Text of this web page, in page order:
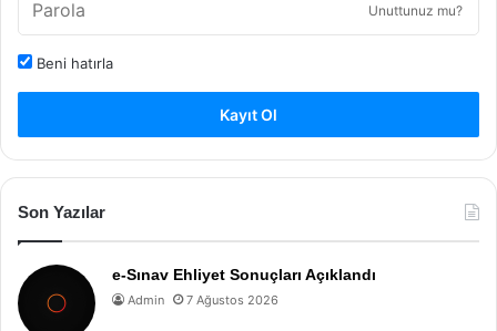
Unuttunuz mu?
Beni hatırla
Kayıt Ol
Son Yazılar
e-Sınav Ehliyet Sonuçları Açıklandı
Admin 7 Ağustos 2026